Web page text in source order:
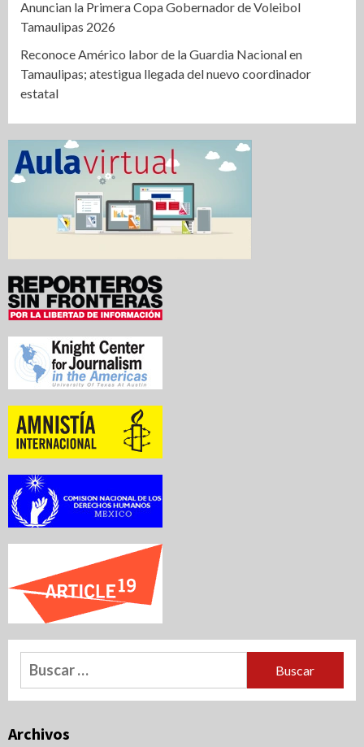
Anuncian la Primera Copa Gobernador de Voleibol
Tamaulipas 2026
Reconoce Américo labor de la Guardia Nacional en
Tamaulipas; atestigua llegada del nuevo coordinador
estatal
Buscar:
Archivos